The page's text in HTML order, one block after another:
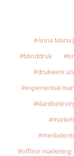
Anna Maria
blinddruk
drukwerk
experiential
offline marketing